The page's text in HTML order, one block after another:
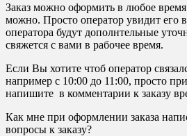
Заказ можно оформить в любое
можно. Просто оператор увидит его
оператора будут дополнтельные
свяжется с вами в рабочее время.
Если Вы хотите чтоб оператор
например с 10:00 до 11:00, просто
напишите в комментарии к заказу
Как мне при оформлении заказа
вопросы к заказу?